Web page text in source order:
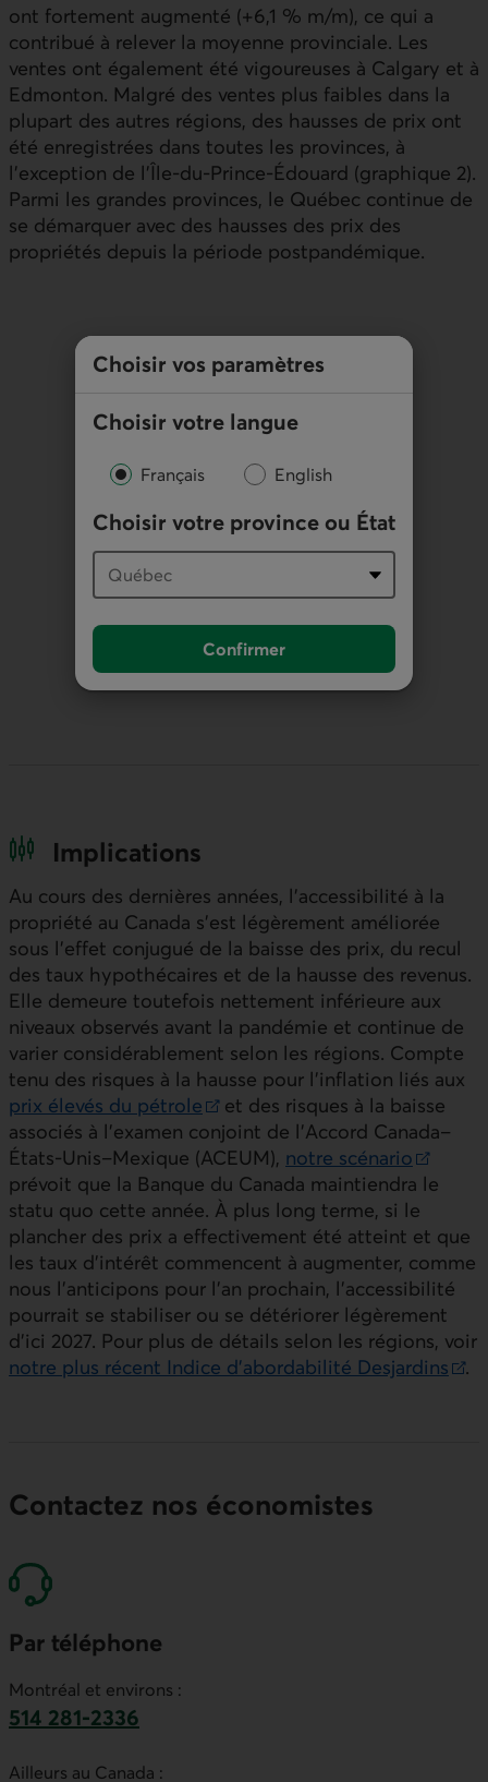
Choisir vos paramètres
Choisir votre langue
Français English
Choisir votre province ou État
Confirmer
ont fortement augmenté (+6,1 % m/m), ce qui a
contribué à relever la moyenne provinciale. Les
ventes ont également été vigoureuses à Calgary et à
Edmonton. Malgré des ventes plus faibles dans la
plupart des autres régions, des hausses de prix ont
été enregistrées dans toutes les provinces, à
l’exception de l’Île‑du‑Prince‑Édouard (graphique 2).
Parmi les grandes provinces, le Québec continue de
se démarquer avec des hausses des prix des
propriétés depuis la période postpandémique.
Implications
Au cours des dernières années, l’accessibilité à la
propriété au Canada s’est légèrement améliorée
sous l’effet conjugué de la baisse des prix, du recul
des taux hypothécaires et de la hausse des revenus.
Elle demeure toutefois nettement inférieure aux
niveaux observés avant la pandémie et continue de
varier considérablement selon les régions. Compte
tenu des risques à la hausse pour l’inflation liés aux
prix élevés du pétrole
Lien externe au site.
et des risques à la baisse
associés à l’examen conjoint de l’Accord Canada–
États‑Unis–Mexique (ACEUM), notre scénario
Lien externe au site.
prévoit que la Banque du Canada maintiendra le
statu quo cette année. À plus long terme, si le
plancher des prix a effectivement été atteint et que
les taux d’intérêt commencent à augmenter, comme
nous l’anticipons pour l’an prochain, l’accessibilité
pourrait se stabiliser ou se détériorer légèrement
d’ici 2027. Pour plus de détails selon les régions, voir
notre plus récent Indice d’abordabilité Desjardins
.
Contactez nos économistes
Par téléphone
Montréal et environs :
514 281-2336
Ailleurs au Canada :